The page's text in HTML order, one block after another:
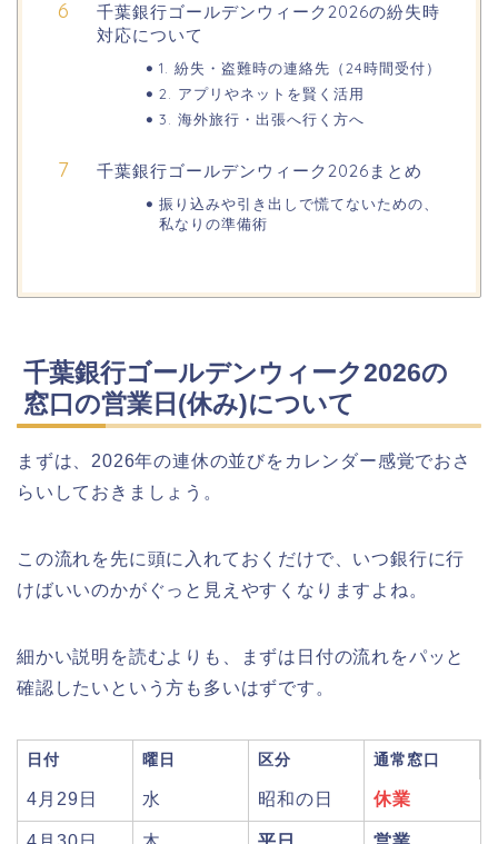
福井桜祭り2026の屋台は何時まで(い
幸楽苑の餃子や麺はまずいの声は本
上田城桜祭り2026屋台・出店まとめ!
ライトアップはいつまで?
名古屋城桜まつり(春まつり)2026の屋
台・出店は?混雑情報も!
近畿大学卒業式2026のゲストの歴代ス
ピーチや予想有名人は誰?
角館桜まつり2026の屋台(出店)やライ
大河原桜まつり(千本桜)2026の屋台の
出店情報!混雑や渋滞も調査!
千葉銀行ゴールデンウィーク2026の紛失時
対応について
1. 紛失・盗難時の連絡先（24時間受付）
2. アプリやネットを賢く活用
3. 海外旅行・出張へ行く方へ
千葉銀行ゴールデンウィーク2026まとめ
振り込みや引き出しで慌てないための、
私なりの準備術
千葉銀行ゴールデンウィーク2026の
窓口の営業日(休み)について
まずは、2026年の連休の並びをカレンダー感覚でおさ
らいしておきましょう。
この流れを先に頭に入れておくだけで、いつ銀行に行
けばいいのかがぐっと見えやすくなりますよね。
細かい説明を読むよりも、まずは日付の流れをパッと
確認したいという方も多いはずです。
日付 曜日 区分 通常窓口
4月29日 水 昭和の日 休業